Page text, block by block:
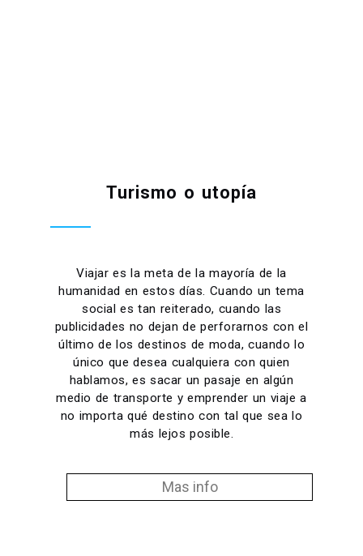
Turismo o utopía
Viajar es la meta de la mayoría de la
humanidad en estos días. Cuando un tema
social es tan reiterado, cuando las
publicidades no dejan de perforarnos con el
último de los destinos de moda, cuando lo
único que desea cualquiera con quien
hablamos, es sacar un pasaje en algún
medio de transporte y emprender un viaje a
no importa qué destino con tal que sea lo
más lejos posible.
Mas info